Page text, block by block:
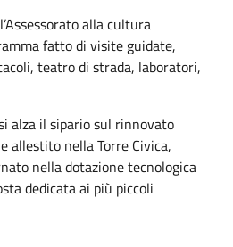
alla cultura
fatto di visite guidate,
teatro di strada, laboratori,
alza il sipario sul rinnovato
allestito nella Torre Civica,
nella dotazione tecnologica
dedicata ai più piccoli